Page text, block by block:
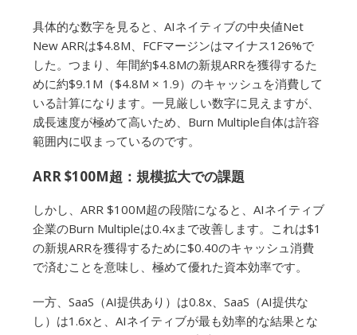
具体的な数字を見ると、AIネイティブの中央値Net
New ARRは$4.8M、FCFマージンはマイナス126%で
した。つまり、年間約$4.8Mの新規ARRを獲得するた
めに約$9.1M（$4.8M × 1.9）のキャッシュを消費して
いる計算になります。一見厳しい数字に見えますが、
成長速度が極めて高いため、Burn Multiple自体は許容
範囲内に収まっているのです。
ARR $100M超：規模拡大での課題
しかし、ARR $100M超の段階になると、AIネイティブ
企業のBurn Multipleは0.4xまで改善します。これは$1
の新規ARRを獲得するために$0.40のキャッシュ消費
で済むことを意味し、極めて優れた資本効率です。
一方、SaaS（AI提供あり）は0.8x、SaaS（AI提供な
し）は1.6xと、AIネイティブが最も効率的な結果とな